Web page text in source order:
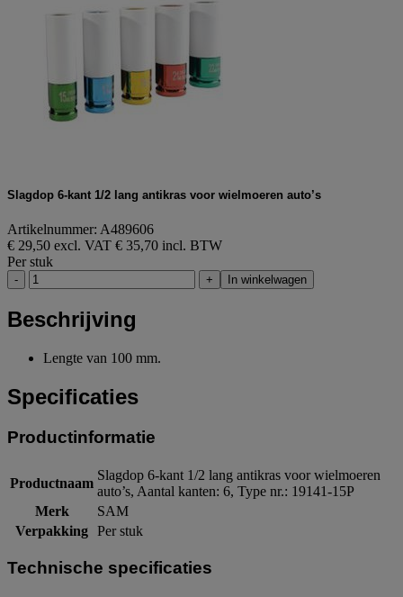
Slagdop 6-kant 1/2 lang antikras voor wielmoeren auto’s
Artikelnummer: A489606
€ 29,50 excl. VAT € 35,70 incl. BTW
Per stuk
- + In winkelwagen
Beschrijving
Lengte van 100 mm.
Specificaties
Productinformatie
Productnaam
Slagdop 6-kant 1/2 lang antikras voor wielmoeren
auto’s, Aantal kanten: 6, Type nr.: 19141-15P
Merk
SAM
Verpakking Per stuk
Technische specificaties